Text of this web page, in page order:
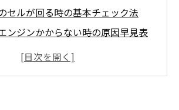
セルが回る時の基本チェック法
ンジンかからない時の原因早見表
のにバイク始動しない時の落とし